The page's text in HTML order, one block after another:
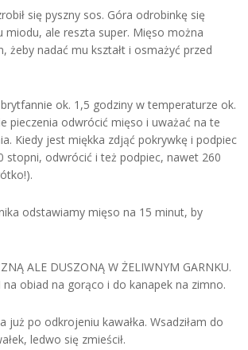
się pyszny sos. Góra odrobinkę się
miodu, ale reszta super. Mięso można
żeby nadać mu kształt i osmażyć przed
ok. 1,5 godziny w temperaturze ok.
pieczenia odwrócić mięso i uważać na te
Kiedy jest miękka zdjąć pokrywkę i podpiec
stopni, odwrócić i też podpiec, nawet 260
odstawiamy mięso na 15 minut, by
ALE DUSZONĄ W ŻELIWNYM GARNKU.
na obiad na gorąco i do kanapek na zimno.
już po odkrojeniu kawałka. Wsadziłam do
ledwo się zmieścił.